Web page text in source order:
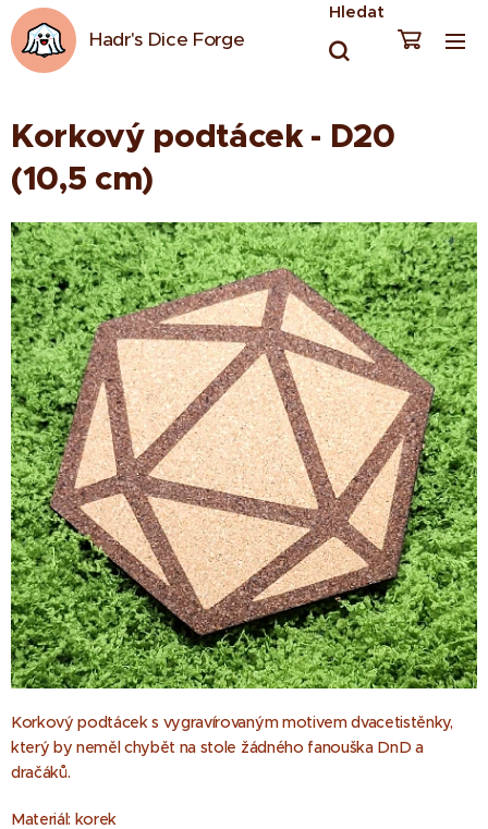
Hadr's Dice Forge
Hledat
Korkový podtácek - D20
(10,5 cm)
Korkový podtácek s vygravírovaným motivem dvacetistěnky,
který by neměl chybět na stole žádného fanouška DnD a
dračáků.
Materiál: korek